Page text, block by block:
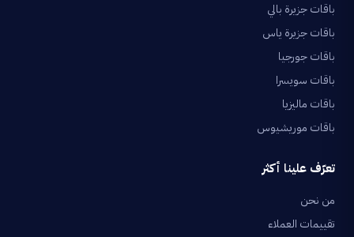
باقات جزيرة بالي
باقات جزيرة ياس
باقات جورجيا
باقات سويسرا
باقات ماليزيا
باقات موريشيوس
تعرّف علينا أكثر
من نحن
تقييمات العملاء